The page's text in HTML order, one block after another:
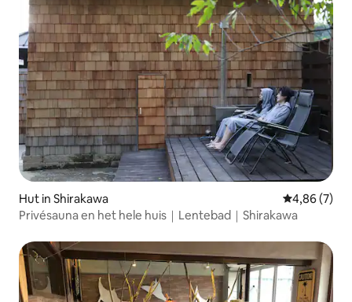
Hut in Shirakawa Gemiddelde
4,86 (7)
Privésauna en het hele huis｜Lentebad｜Shirakawa